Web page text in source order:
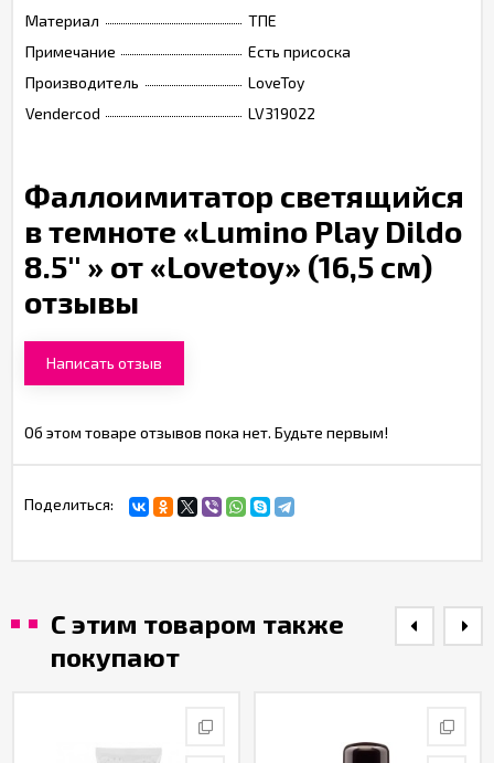
Материал
ТПЕ
Примечание
Есть присоска
Производитель
LoveToy
Vendercod
LV319022
Фаллоимитатор светящийся
в темноте «Lumino Play Dildo
8.5'' » от «Lovetoy» (16,5 см)
отзывы
Написать отзыв
Об этом товаре отзывов пока нет. Будьте первым!
Поделиться:
С этим товаром также
покупают